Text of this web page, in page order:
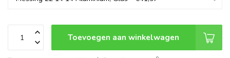
Toevoegen aan winkelwagen